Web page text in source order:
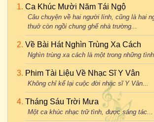
Ca Khúc Mười Năm Tái Ngộ
Câu chuyện về hai người lính, cũng là hai
thuở còn ngồi chung ghế nhà trường...
Về Bài Hát Nghìn Trùng Xa Cách
Nghìn trùng xa cách là một trong những
Phim Tài Liệu Về Nhạc Sĩ Y Vân
Không chỉ kể lại cuộc đời nhạc sĩ Y Vân...
Tháng Sáu Trời Mưa
Một ca khúc nhạc trữ tình, được sáng tác...